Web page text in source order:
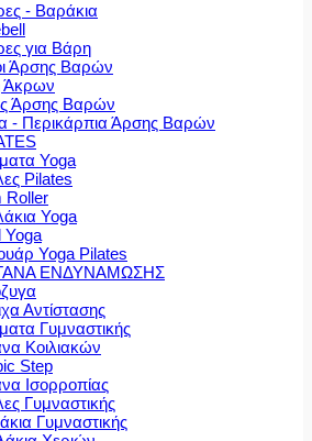
- Βαράκια
για Βάρη
Άρσης Βαρών
Άκρων
Άρσης Βαρών
- Περικάρπια Άρσης Βαρών
Yoga
Pilates
Roller
Yoga
Yoga
Yoga Pilates
ΕΝΔΥΝΑΜΩΣΗΣ
Αντίστασης
Γυμναστικής
Κοιλιακών
Step
Ισορροπίας
Γυμναστικής
Γυμναστικής